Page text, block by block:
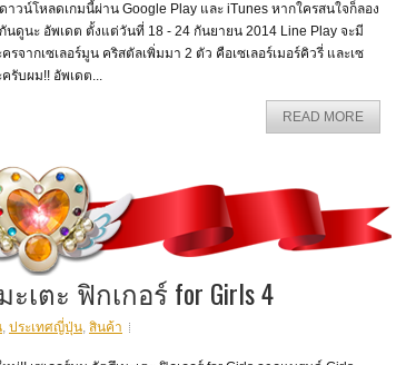
าวน์โหลดเกมนี้ผ่าน Google Play และ iTunes หากใครสนใจก็ลอง
นดูนะ อัพเดต ตั้งแต่วันที่ 18 - 24 กันยายน 2014 Line Play จะมี
รจากเซเลอร์มูน คริสตัลเพิ่มมา 2 ตัว คือเซเลอร์เมอร์คิวรี่ และเซ
ครับผม!! อัพเดต...
READ MORE
เตะ ฟิกเกอร์ for Girls 4
, ประเทศญี่ปุ่น, สินค้า